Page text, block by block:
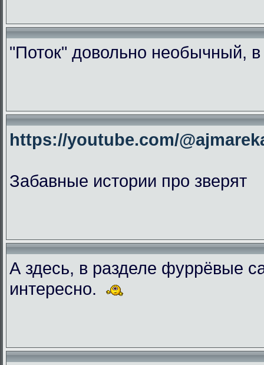
"Поток" довольно необычный,
https://youtube.com/
Забавные истории про зверят
А здесь, в разделе фуррёвые
интересно.